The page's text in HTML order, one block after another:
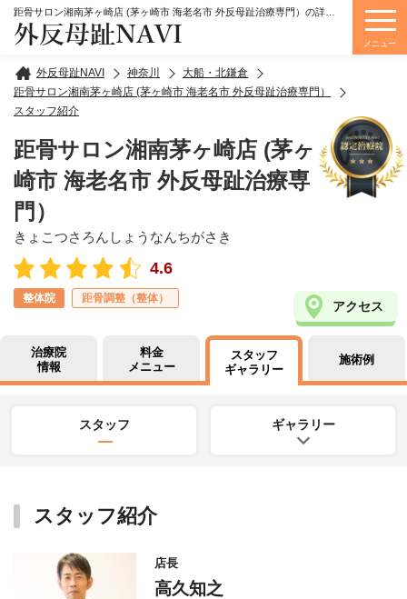
外反母趾NAVI
外反母趾NAVI 神奈川
大船・北鎌倉
距骨サロン湘南茅ヶ崎店 (茅ヶ崎市 海老名市 外反母趾治療専門）
スタッフ紹介
距骨サロン湘南茅ヶ崎店 (茅ヶ
崎市 海老名市 外反母趾治療専
門）
きょこつさろんしょうなんちがさき
4.6
整体院 距骨調整（整体）
アクセス
治療院
情報
料金
メニュー
スタッフ
ギャラリー
施術例
スタッフ ギャラリー
スタッフ紹介
店長
高久知之
メニュー